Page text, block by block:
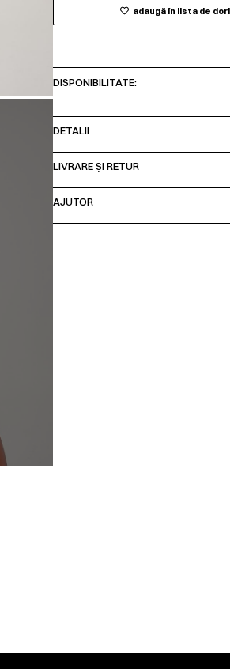
adaugă în lista de
DISPONIBILITATE:
DETALII
LIVRARE ȘI RETUR
AJUTOR